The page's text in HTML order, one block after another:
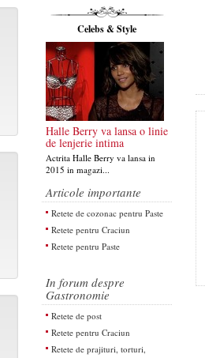
Celebs & Style
Halle Berry va lansa o linie
de lenjerie intima
Actrita Halle Berry va lansa in
2015 in magazi...
Articole importante
Retete de cozonac pentru Paste
Retete pentru Craciun
Retete pentru Paste
In forum despre
Gastronomie
Retete de post
Retete pentru Craciun
Retete de prajituri, torturi,